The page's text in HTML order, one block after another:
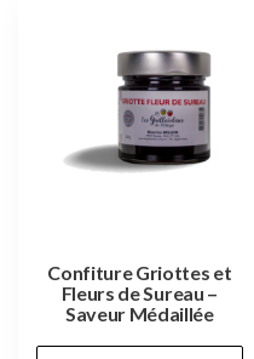
Confiture Griottes et
Fleurs de Sureau –
Saveur Médaillée